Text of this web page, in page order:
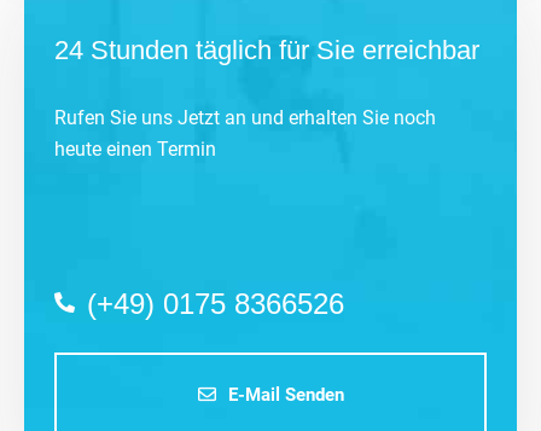
24 Stunden täglich für Sie erreichbar
Rufen Sie uns Jetzt an und erhalten Sie noch
heute einen Termin
(+49) 0175 8366526
E-Mail Senden